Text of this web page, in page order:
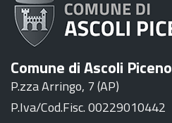
Comune di Ascoli Piceno
P.zza Arringo, 7 (AP)
P.Iva/Cod.Fisc. 00229010442